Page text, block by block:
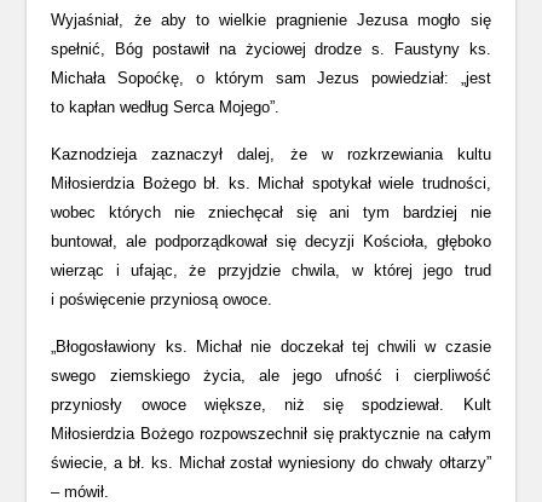
Wyjaśniał, że aby to wielkie pragnienie Jezusa mogło się
spełnić, Bóg postawił na życiowej drodze s. Faustyny ks.
Michała Sopoćkę, o którym sam Jezus powiedział: „jest
to kapłan według Serca Mojego”.
Kaznodzieja zaznaczył dalej, że w rozkrzewiania kultu
Miłosierdzia Bożego bł. ks. Michał spotykał wiele trudności,
wobec których nie zniechęcał się ani tym bardziej nie
buntował, ale podporządkował się decyzji Kościoła, głęboko
wierząc i ufając, że przyjdzie chwila, w której jego trud
i poświęcenie przyniosą owoce.
„Błogosławiony ks. Michał nie doczekał tej chwili w czasie
swego ziemskiego życia, ale jego ufność i cierpliwość
przyniosły owoce większe, niż się spodziewał. Kult
Miłosierdzia Bożego rozpowszechnił się praktycznie na całym
świecie, a bł. ks. Michał został wyniesiony do chwały ołtarzy”
– mówił.